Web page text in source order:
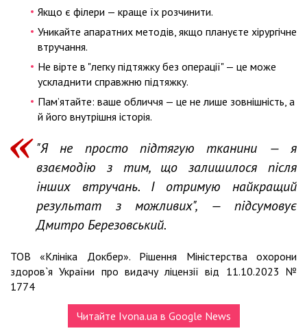
Якщо є філери — краще їх розчинити.
Уникайте апаратних методів, якщо плануєте хірургічне
втручання.
Не вірте в "легку підтяжку без операції" — це може
ускладнити справжню підтяжку.
Пам’ятайте: ваше обличчя — це не лише зовнішність, а
й його внутрішня історія.
"Я не просто підтягую тканини — я
взаємодію з тим, що залишилося після
інших втручань. І отримую найкращий
результат з можливих", — підсумовує
Дмитро Березовський.
ТОВ «Клініка Докбер». Рішення Міністерства охорони
здоров`я України про видачу ліцензії від 11.10.2023 №
1774
Читайте Ivona.ua в Google News